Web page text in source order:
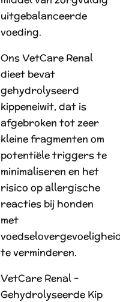
uitgebalanceerde
voeding.
Ons VetCare Renal
dieet bevat
gehydrolyseerd
kippeneiwit, dat is
afgebroken tot zeer
kleine fragmenten om
potentiële triggers te
minimaliseren en het
risico op allergische
reacties bij honden
met
te verminderen.
VetCare Renal –
Gehydrolyseerde Kip